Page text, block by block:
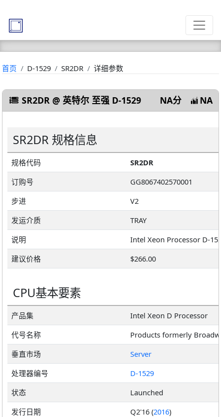
首页 D-1529 SR2DR 详细参数
SR2DR @ 英特尔 至强 D-1529 NA分 NA
SR2DR 规格信息
规格代码
SR2DR
订购号
GG8067402570001
步进
V2
发运介质
TRAY
说明
建议价格
$266.00
CPU基本要素
产品集
Intel Xeon D Processor
代号名称
Products formerly
垂直市场
Server
处理器编号
D-1529
状态
Launched
发行日期
Q2'16 (2016)